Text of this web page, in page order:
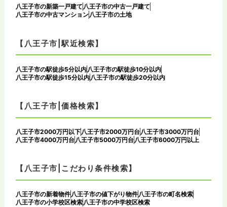
八王子市の新築一戸建て 八王子市の中古一戸建て
八王子市の中古マンション八王子市の土地
【八王子市|駅近検索】
八王子市の駅徒歩5分以内 八王子市の駅徒歩10分以内
八王子市の駅徒歩15分以内 八王子市の駅徒歩20分以内
【八王子市|価格検索】
八王子市2000万円以下 八王子市2000万円台 八王子市3000万円台
八王子市4000万円台 八王子市5000万円台 八王子市6000万円以上
【八王子市|こだわり条件検索】
八王子市の新着物件八王子市の値下がり物件八王子市の町名検索
八王子市の小学校区検索八王子市の中学校区検索